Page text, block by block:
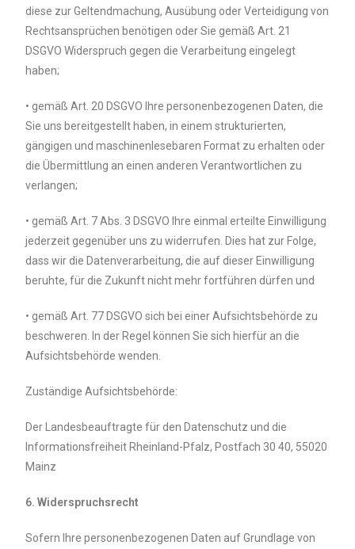
diese zur Geltendmachung, Ausübung oder Verteidigung von
Rechtsansprüchen benötigen oder Sie gemäß Art. 21
DSGVO Widerspruch gegen die Verarbeitung eingelegt
haben;
• gemäß Art. 20 DSGVO Ihre personenbezogenen Daten, die
Sie uns bereitgestellt haben, in einem strukturierten,
gängigen und maschinenlesebaren Format zu erhalten oder
die Übermittlung an einen anderen Verantwortlichen zu
verlangen;
• gemäß Art. 7 Abs. 3 DSGVO Ihre einmal erteilte Einwilligung
jederzeit gegenüber uns zu widerrufen. Dies hat zur Folge,
dass wir die Datenverarbeitung, die auf dieser Einwilligung
beruhte, für die Zukunft nicht mehr fortführen dürfen und
• gemäß Art. 77 DSGVO sich bei einer Aufsichtsbehörde zu
beschweren. In der Regel können Sie sich hierfür an die
Aufsichtsbehörde wenden.
Zuständige Aufsichtsbehörde:
Der Landesbeauftragte für den Datenschutz und die
Informationsfreiheit Rheinland-Pfalz, Postfach 30 40, 55020
Mainz
6. Widerspruchsrecht
Sofern Ihre personenbezogenen Daten auf Grundlage von